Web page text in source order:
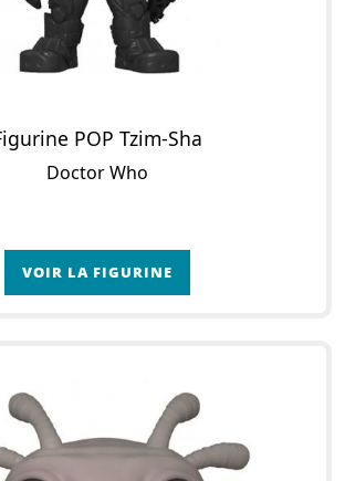
POP Tzim-Sha
Doctor Who
VOIR LA FIGURINE